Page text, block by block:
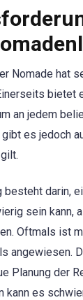
Nomade hat
bietet
an jedem
es jedoch
besteht darin,
sein kann,
Oftmals ist
angewiesen.
Planung der
kann es